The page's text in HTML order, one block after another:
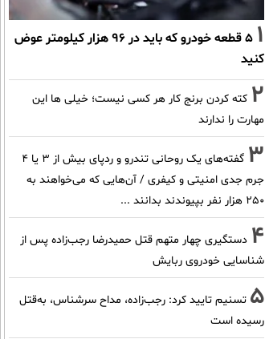
1
۵ قطعه خودرو که باید در ۹۶ هزار کیلومتر عوض
کنید
2 کته کردن برنج کار هر کسی نیست؛ خیلی ها این
مهارت را ندارند
3
گفته‌های یک روحانی تندرو و ردپای بیش از ۳ یا ۴
جرم جدی امنیتی و کیفری / آن‌هایی که می‌خواهند به
۲۵۰ هزار نفر بپیوندند بدانند ...
4 دستگیری چهار متهم قتل حمیدرضا رجب‌زاده پس از
شناسایی خودروی ربایش
5 تسنیم تایید کرد: رجب‌زاده، مداح سرشناس، به‌قتل
رسیده است